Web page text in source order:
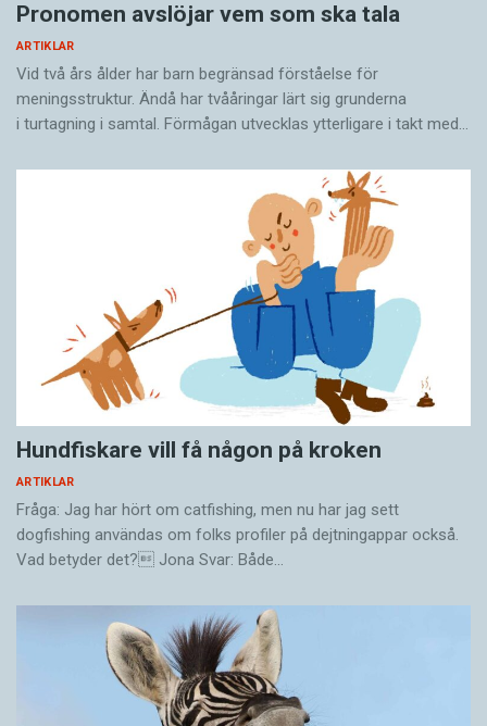
Pronomen avslöjar vem som ska tala
ARTIKLAR
Vid två års ålder har barn begränsad förståelse för
meningsstruktur. Ändå har tvååringar lärt sig grunderna
i turtagning i samtal. Förmågan utvecklas ytterligare i takt med…
Hundfiskare vill få någon på kroken
ARTIKLAR
Fråga: Jag har hört om catfishing, men nu har jag sett
dogfishing användas om folks profiler på dejtningappar också.
Vad betyder det? Jona Svar: Både…